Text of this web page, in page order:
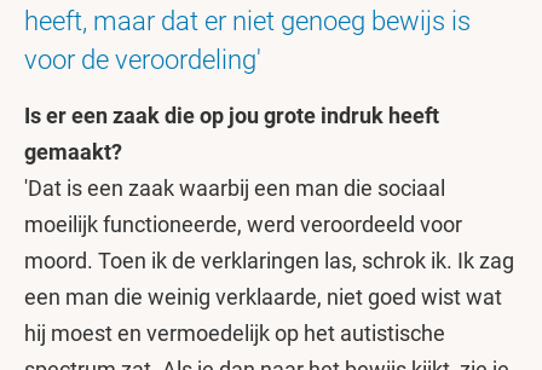
heeft, maar dat er niet genoeg bewijs is
voor de veroordeling'
Is er een zaak die op jou grote indruk heeft
gemaakt?
'Dat is een zaak waarbij een man die sociaal
moeilijk functioneerde, werd veroordeeld voor
moord. Toen ik de verklaringen las, schrok ik. Ik zag
een man die weinig verklaarde, niet goed wist wat
hij moest en vermoedelijk op het autistische